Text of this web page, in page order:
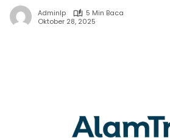
Adminlp
5 Min Baca
Oktober 28, 2025